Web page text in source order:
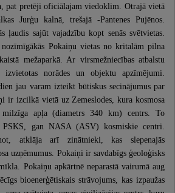
pat pretēji oficiālajam viedoklim. Otrajā vietā
Jurģu kalnā, trešajā -Pantenes Pujēnos.
ļaudis sajūt vajadzību kopt senās svētvietas.
Pokaiņu vietas no kritalām pilna
mežaparkā. Ar virsmežniecības atbalstu
norādes un objektu apzīmējumi.
jau varam izteikt būtiskus secinājumus par
ir izcilkā vietā uz Zemeslodes, kura kosmosa
milzīga apļa (diametrs 340 km) centrs. To
PSKS, gan NASA (ASV) kosmiskie centri.
atklāja arī zinātnieki, kas slepenajās
uzņēmumus. Pokaiņi ir savdabīgs ģeoloģisks
Pokaiņu apkārtnē neparastā vairumā aug
bioenerģētiskais strāvojums, kas izpaužas